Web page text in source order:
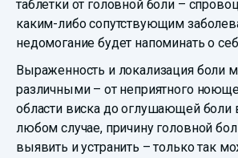
таблетки от головной боли –
каким-либо сопутствующим
недомогание будет напоминать о
Выраженность и локализация боли
различными – от неприятного
области виска до оглушающей боли
любом случае, причину головной
выявить и устранить – только так